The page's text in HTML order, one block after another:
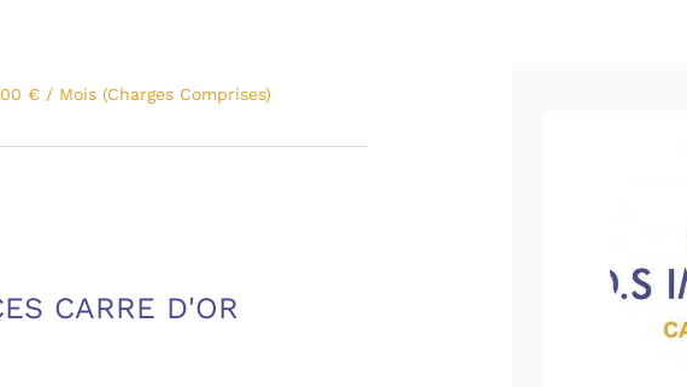
€ / Mois (Charges Comprises)
CARRE D'OR